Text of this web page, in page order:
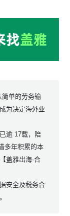
简单的劳务输
为决定海外业
逾 17载，陪
多年积累的本
盖雅出海·合
安全及税务合